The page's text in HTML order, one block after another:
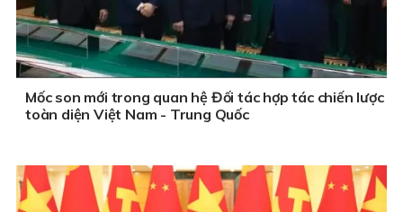
Mốc son mới trong quan hệ Đối tác hợp tác chiến lược
toàn diện Việt Nam - Trung Quốc